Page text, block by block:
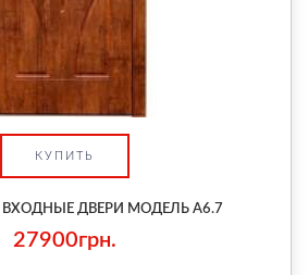
КУПИТЬ
ВХОДНЫЕ ДВЕРИ МОДЕЛЬ А6.7
27900грн.